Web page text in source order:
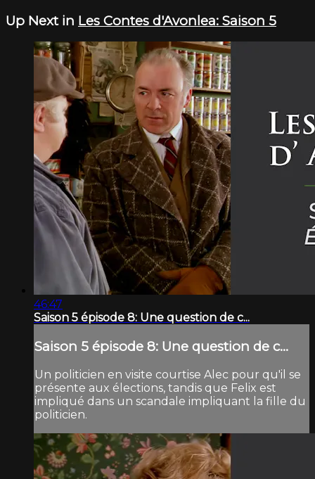
Up Next in Les Contes d'Avonlea: Saison 5
46:47
Saison 5 épisode 8: Une question de c...
Saison 5 épisode 8: Une question de c...
Un politicien en visite courtise Alec pour qu'il se
présente aux élections, tandis que Felix est
impliqué dans un scandale impliquant la fille du
politicien.